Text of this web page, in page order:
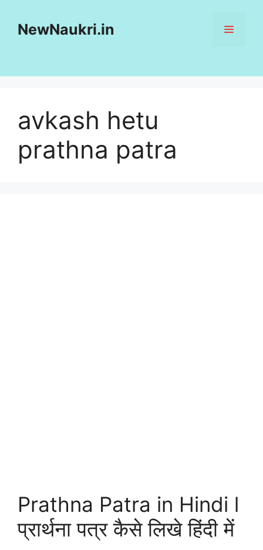
NewNaukri.in MENU
avkash hetu
prathna patra
Prathna Patra in Hindi l
प्रार्थना पत्र कैसे लिखे हिंदी में